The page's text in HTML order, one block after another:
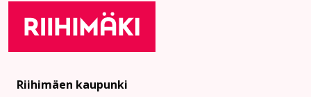
Riihimäen kaupunki